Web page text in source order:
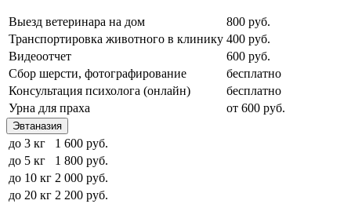
Выезд ветеринара на дом
800 руб.
Транспортировка животного в клинику 400 руб.
Видеоотчет
600 руб.
Сбор шерсти, фотографирование
бесплатно
Консультация психолога (онлайн)
бесплатно
Урна для праха
от 600 руб.
Эвтаназия
до 3 кг
1 600 руб.
до 5 кг
1 800 руб.
до 10 кг 2 000 руб.
до 20 кг 2 200 руб.